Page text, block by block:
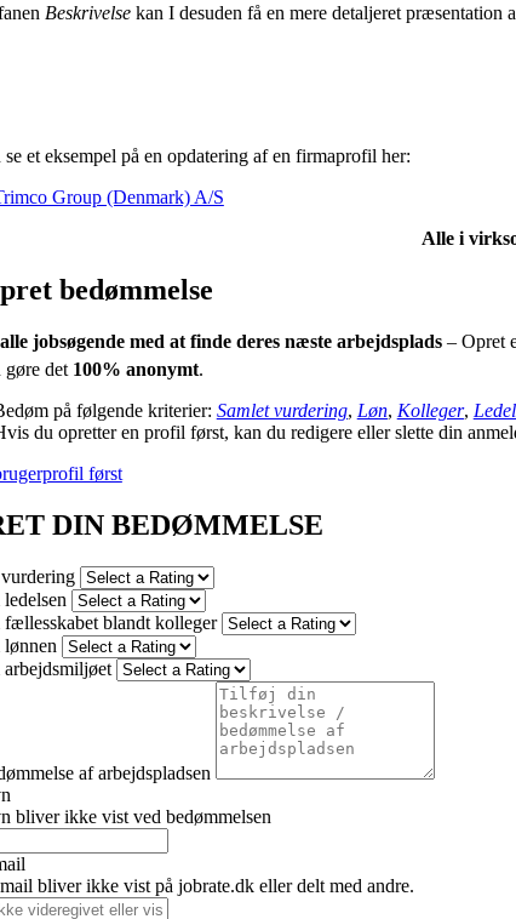
Beskrivelsekan I desuden få en mere detaljeret præsentation
et eksempel på en opdatering af en firmaprofil her:
Group (Denmark) A/S
Alle i
bedømmelse
jobsøgende med at finde deres næste arbejdsplads– Opret
det100% anonymt.
på følgende kriterier: Samlet vurdering, Løn, Kolleger,
du opretter en profil først, kan du redigere eller slette din
først
DIN BEDØMMELSE
fællesskabet blandt kolleger
af arbejdspladsen
bliver ikke vist ved bedømmelsen
bliver ikke vist på jobrate.dk eller delt med andre.